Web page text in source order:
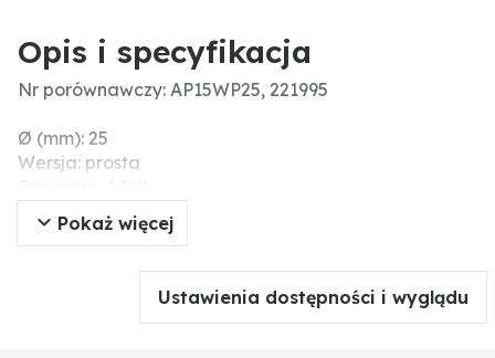
Opis i specyfikacja
Nr porównawczy: AP15WP25, 221995
Ø (mm): 25
Wersja: prosta
Pokaż więcej
Ustawienia dostępności i wyglądu